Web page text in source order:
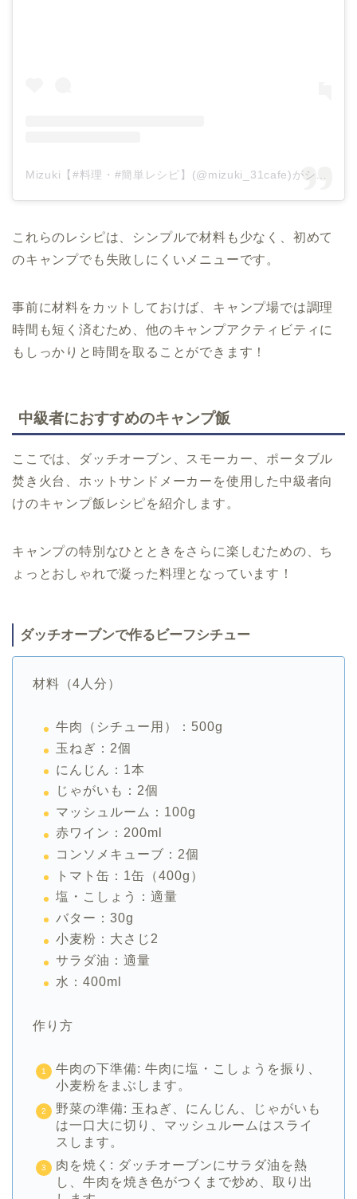
Mizuki【#料理・#簡単レシピ】(@mizuki_31cafe)がシェアした投稿
これらのレシピは、シンプルで材料も少なく、初めて
のキャンプでも失敗しにくいメニューです。
事前に材料をカットしておけば、キャンプ場では調理
時間も短く済むため、他のキャンプアクティビティに
もしっかりと時間を取ることができます！
中級者におすすめのキャンプ飯
ここでは、ダッチオーブン、スモーカー、ポータブル
焚き火台、ホットサンドメーカーを使用した中級者向
けのキャンプ飯レシピを紹介します。
キャンプの特別なひとときをさらに楽しむための、ち
ょっとおしゃれで凝った料理となっています！
ダッチオーブンで作るビーフシチュー
材料（4人分）
牛肉（シチュー用）：500g
玉ねぎ：2個
にんじん：1本
じゃがいも：2個
マッシュルーム：100g
赤ワイン：200ml
コンソメキューブ：2個
トマト缶：1缶（400g）
塩・こしょう：適量
バター：30g
小麦粉：大さじ2
サラダ油：適量
水：400ml
作り方
牛肉の下準備: 牛肉に塩・こしょうを振り、
小麦粉をまぶします。
野菜の準備: 玉ねぎ、にんじん、じゃがいも
は一口大に切り、マッシュルームはスライ
スします。
肉を焼く: ダッチオーブンにサラダ油を熱
し、牛肉を焼き色がつくまで炒め、取り出